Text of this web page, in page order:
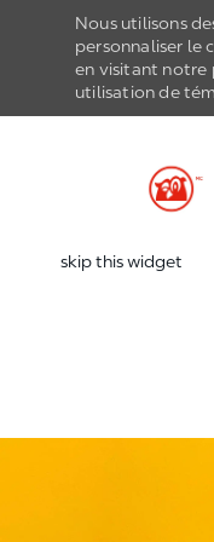
Nous utilisons
personnaliser le
en visitant notre
utilisation de
Skip to main
skip this widget